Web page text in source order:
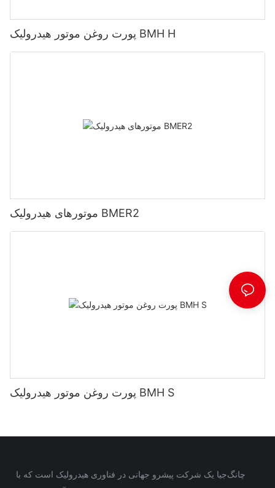
پورت روغن موتور هیدرولیک BMH H
موتورهای هیدرولیک BMER2
پورت روغن موتور هیدرولیک BMH S
چانگ‌جیا یک شرکت پیشرو جهانی در فناوری هیدرولیک است که با